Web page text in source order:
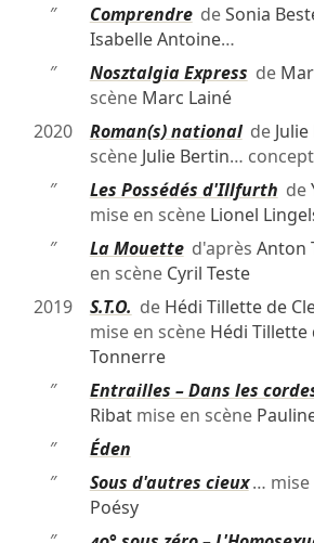
″
ComprendredeSonia
Isabelle Antoine…
″
Nosztalgia Express de
scène Marc Lainé
2020
Roman(s) nationalde
scène Julie Bertin…
″
Les Possédés d'Illfurth de
mise en scène Lionel
″
La Mouetted'après Anton
en scène Cyril Teste
2019
S.T.O. de Hédi Tillette de
mise en scène Hédi Tillette
Tonnerre
″
Entrailles – Dans les
Ribatmise en scène
″
Éden
″
Sous d'autres cieux… mise
Poésy